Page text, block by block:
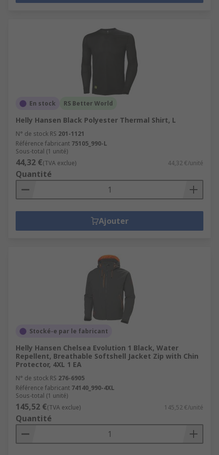
En stock RS Better World
Helly Hansen Black Polyester Thermal Shirt, L
N° de stock RS 201-1121
Référence fabricant 75105_990-L
Sous-total (1 unité)
44,32 €(TVA exclue) 44,32 €/unité
Quantité
Ajouter
Stocké-e par le fabricant
Helly Hansen Chelsea Evolution 1 Black, Water
Repellent, Breathable Softshell Jacket Zip with Chin
Protector, 4XL 1 EA
N° de stock RS 276-6905
Référence fabricant 74140_990-4XL
Sous-total (1 unité)
145,52 €(TVA exclue) 145,52 €/unité
Quantité